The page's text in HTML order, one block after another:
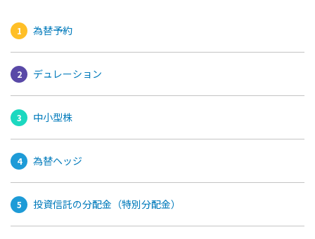
為替予約
デュレーション
中小型株
為替ヘッジ
投資信託の分配金（特別分配金）